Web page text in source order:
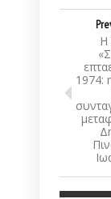
Η
1974: